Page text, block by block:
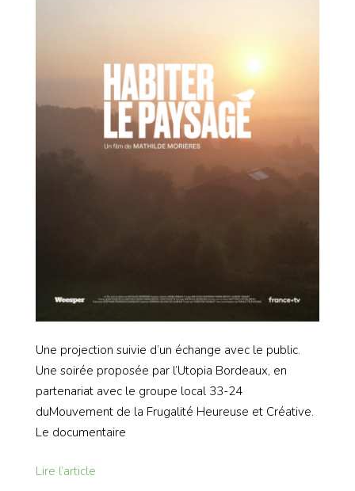
Une projection suivie d’un échange avec le public.
Une soirée proposée par l’Utopia Bordeaux, en
partenariat avec le groupe local 33-24
duMouvement de la Frugalité Heureuse et Créative.
Le documentaire
Lire l’article